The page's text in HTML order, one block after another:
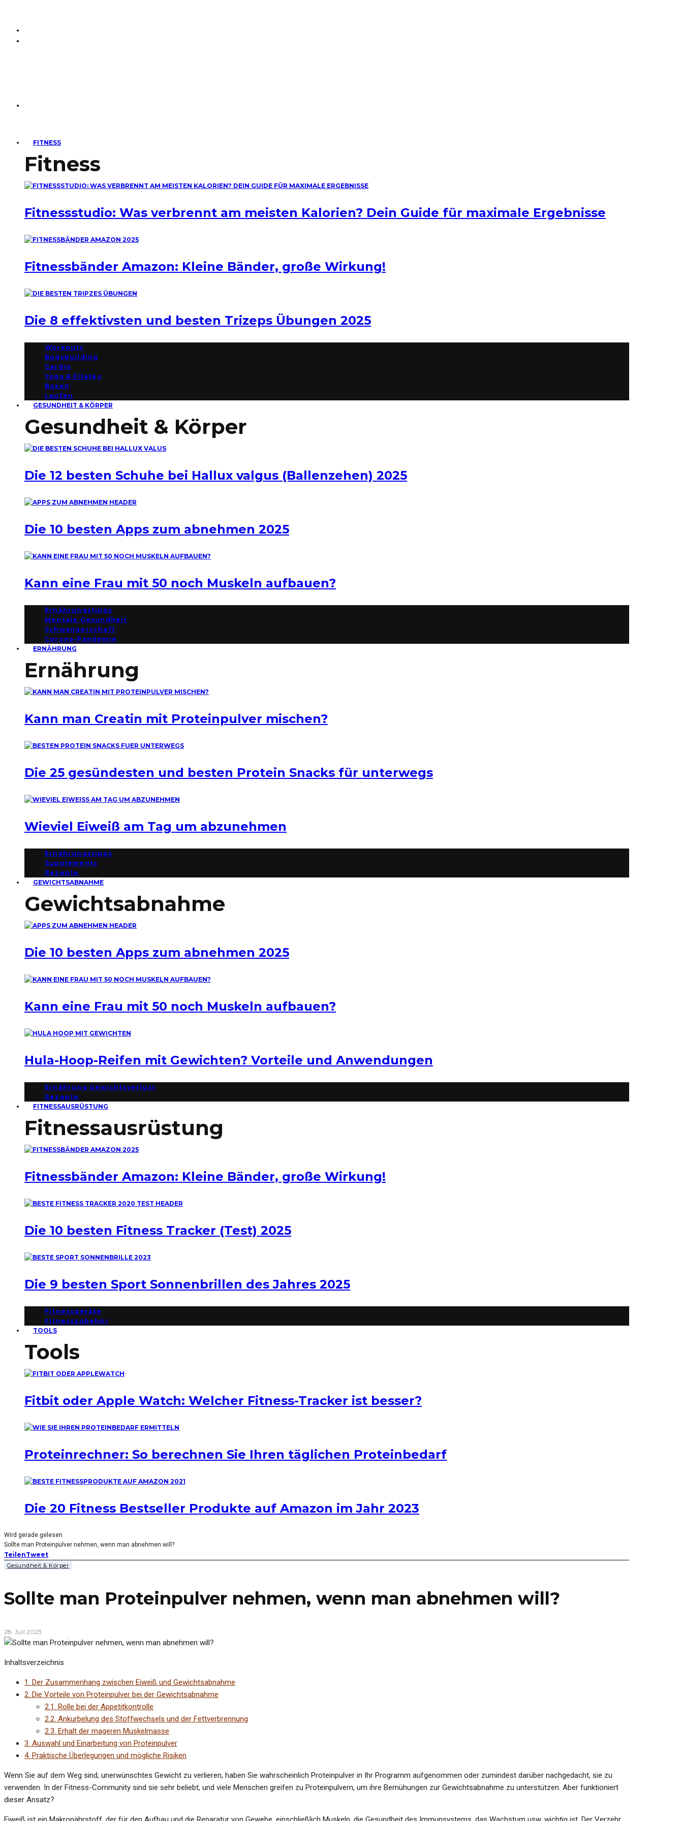
FITNESS
Fitness
Fitnessstudio: Was verbrennt am meisten Kalorien? Dein Guide für maximale Ergebnisse
Fitnessbänder Amazon: Kleine Bänder, große Wirkung!
Die 8 effektivsten und besten Trizeps Übungen 2025
Workouts
Bodybuilding
Cardio
Yoga & Pilates
Boxen
Laufen
GESUNDHEIT & KÖRPER
Gesundheit & Körper
Die 12 besten Schuhe bei Hallux valgus (Ballenzehen) 2025
Die 10 besten Apps zum abnehmen 2025
Kann eine Frau mit 50 noch Muskeln aufbauen?
Ernährungstipps
Mentale Gesundheit
Schwangerschaft
Corona-Pandemie
ERNÄHRUNG
Ernährung
Kann man Creatin mit Proteinpulver mischen?
Die 25 gesündesten und besten Protein Snacks für unterwegs
Wieviel Eiweiß am Tag um abzunehmen
Ernährungstipps
Supplements
Rezepte
GEWICHTSABNAHME
Gewichtsabnahme
Die 10 besten Apps zum abnehmen 2025
Kann eine Frau mit 50 noch Muskeln aufbauen?
Hula-Hoop-Reifen mit Gewichten? Vorteile und Anwendungen
Ernährung Gewichtsverlust
Rezepte
FITNESSAUSRÜSTUNG
Fitnessausrüstung
Fitnessbänder Amazon: Kleine Bänder, große Wirkung!
Die 10 besten Fitness Tracker (Test) 2025
Die 9 besten Sport Sonnenbrillen des Jahres 2025
Fitnessgeräte
Fitnesszubehör
TOOLS
Tools
Fitbit oder Apple Watch: Welcher Fitness-Tracker ist besser?
Proteinrechner: So berechnen Sie Ihren täglichen Proteinbedarf
Die 20 Fitness Bestseller Produkte auf Amazon im Jahr 2023
Wird gerade gelesen
Sollte man Proteinpulver nehmen, wenn man abnehmen will?
TeilenTweet
Gesundheit & Körper
Sollte man Proteinpulver nehmen, wenn man abnehmen will?
28. Juli 2023
Inhaltsverzeichnis
1. Der Zusammenhang zwischen Eiweiß und Gewichtsabnahme
2. Die Vorteile von Proteinpulver bei der Gewichtsabnahme
2.1. Rolle bei der Appetitkontrolle
2.2. Ankurbelung des Stoffwechsels und der Fettverbrennung
2.3. Erhalt der mageren Muskelmasse
3. Auswahl und Einarbeitung von Proteinpulver
4. Praktische Überlegungen und mögliche Risiken
Wenn Sie auf dem Weg sind, unerwünschtes Gewicht zu verlieren, haben Sie wahrscheinlich Proteinpulver in Ihr Programm aufgenommen oder zumindest darüber nachgedacht, sie zu
verwenden. In der Fitness-Community sind sie sehr beliebt, und viele Menschen greifen zu Proteinpulvern, um ihre Bemühungen zur Gewichtsabnahme zu unterstützen. Aber funktioniert
dieser Ansatz?